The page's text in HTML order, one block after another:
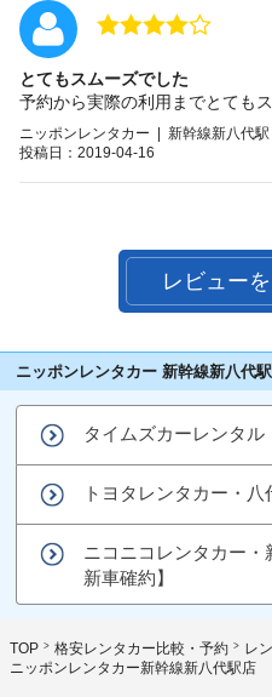
とてもスムーズでした
予約から実際の利用までとても
ニッポンレンタカー | 新幹線新八代駅
投稿日：2019-04-16
レビュー
ニッポンレンタカー 新幹線新八代
タイムズカーレンタ
トヨタレンタカー・八
ニコニコレンタカー
新車確約】
TOP 格安レンタカー比較・予約 レ
ニッポンレンタカー新幹線新八代駅店